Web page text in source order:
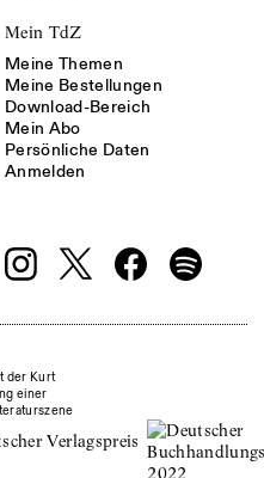
Mein TdZ
Meine Themen
Meine Bestellungen
Download-Bereich
Mein Abo
Persönliche Daten
Anmelden
der Kurt
einer